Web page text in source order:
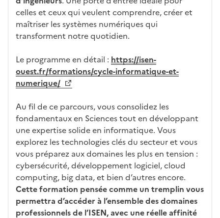
a
n
s
z
o
d
é
r
o
u
l
a
n
t
at
ur
e
celles et ceux qui veulent comprendre, créer et
maîtriser les systèmes numériques qui
transforment notre quotidien.
Le programme en détail : https://isen-
ouest.fr/formations/cycle-informatique-et-
numerique/
Au fil de ce parcours, vous consolidez les
fondamentaux en Sciences tout en développant
une expertise solide en informatique. Vous
explorez les technologies clés du secteur et vous
vous préparez aux domaines les plus en tension :
cybersécurité, développement logiciel, cloud
computing, big data, et bien d’autres encore.
Cette formation pensée comme un tremplin vous
permettra d’accéder à l’ensemble des domaines
professionnels de l’ISEN, avec une réelle affinité